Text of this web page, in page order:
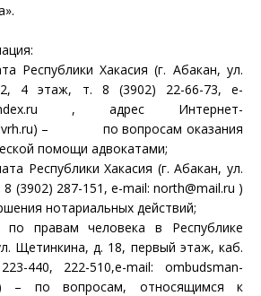
Республики Хакасия (г. Абакан, ул.
4 этаж, т. 8 (3902) 22-66-73, e-
, адрес Интернет-
) – по вопросам оказания
помощи адвокатами;
Республики Хакасия (г. Абакан, ул.
(3902) 287-151, e-mail: north@mail.ru )
нотариальных действий;
правам человека в Республике
Щетинкина, д. 18, первый этаж, каб.
440, 222-510,e-mail: ombudsman-
по вопросам, относящимся к